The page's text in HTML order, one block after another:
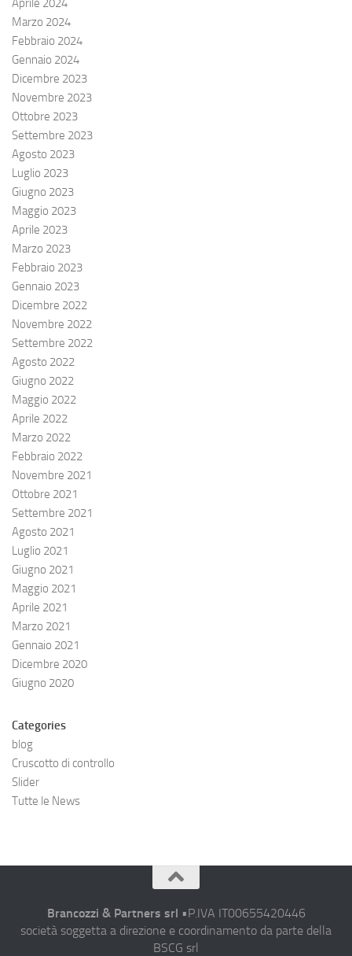
Aprile 2024
Marzo 2024
Febbraio 2024
Gennaio 2024
Dicembre 2023
Novembre 2023
Ottobre 2023
Settembre 2023
Agosto 2023
Luglio 2023
Giugno 2023
Maggio 2023
Aprile 2023
Marzo 2023
Febbraio 2023
Gennaio 2023
Dicembre 2022
Novembre 2022
Settembre 2022
Agosto 2022
Giugno 2022
Maggio 2022
Aprile 2022
Marzo 2022
Febbraio 2022
Novembre 2021
Ottobre 2021
Settembre 2021
Agosto 2021
Luglio 2021
Giugno 2021
Maggio 2021
Aprile 2021
Marzo 2021
Gennaio 2021
Dicembre 2020
Giugno 2020
Categories
blog
Cruscotto di controllo
Slider
Tutte le News
Brancozzi & Partners srl •P.IVA IT00655420446
società soggetta a direzione e coordinamento da parte della
BSCG srl